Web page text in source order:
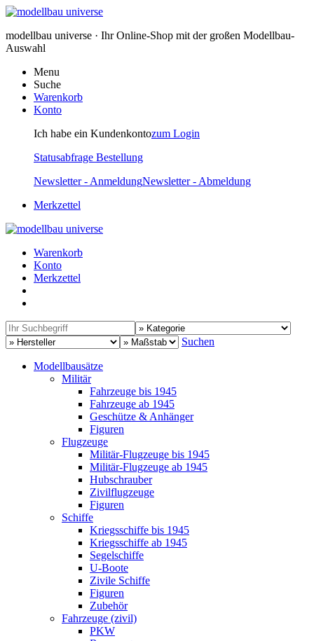
modellbau universe · Ihr Online-Shop mit der großen Modellbau-
Auswahl
Menu
Suche
Warenkorb
Konto
Ich habe ein Kundenkontozum Login
Statusabfrage Bestellung
Newsletter - AnmeldungNewsletter - Abmeldung
Merkzettel
Warenkorb
Konto
Merkzettel
Suchen
Modellbausätze
Militär
Fahrzeuge bis 1945
Fahrzeuge ab 1945
Geschütze & Anhänger
Figuren
Flugzeuge
Militär-Flugzeuge bis 1945
Militär-Flugzeuge ab 1945
Hubschrauber
Zivilflugzeuge
Figuren
Schiffe
Kriegsschiffe bis 1945
Kriegsschiffe ab 1945
Segelschiffe
U-Boote
Zivile Schiffe
Figuren
Zubehör
Fahrzeuge (zivil)
PKW